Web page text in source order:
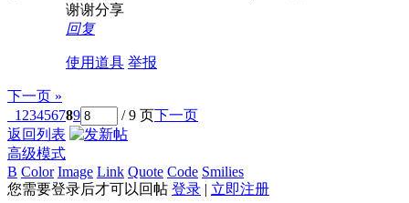
谢谢分享
回复
使用道具 举报
下一页 »
1 23456789 / 9 页下一页
返回列表
高级模式
B Color Image Link Quote Code Smilies
您需要登录后才可以回帖 登录 | 立即注册